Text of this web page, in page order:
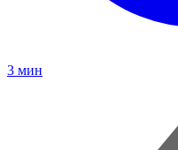
3 мин